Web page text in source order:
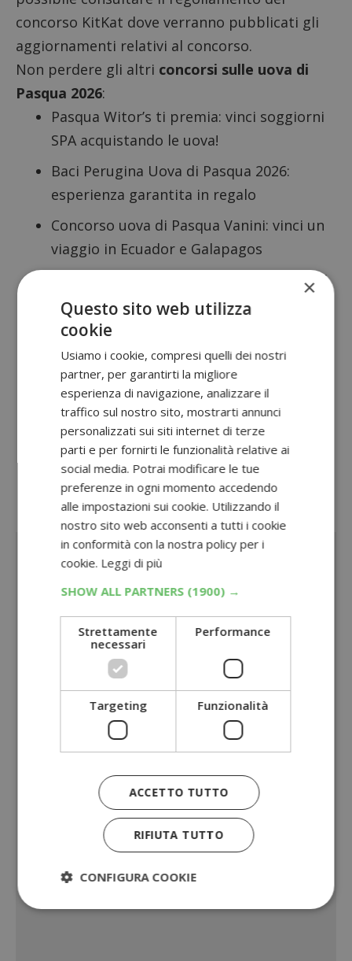
concorso KitKat dove verranno pubblicati gli
aggiornamenti relativi al concorso.
Non perdere gli altri concorsi sulle uova di
Pasqua 2026:
Pasqua Witor’s ti premia: vinci soggiorni
SPA acquistando le uova!
Baci Perugina Uova di Pasqua 2026:
esperienza garantita in regalo
Concorso uova di Pasqua Vanini: vinci un
viaggio in Ecuador e Galapagos
Uovo di Pasqua Balocco Experience: vinci
viaggi WeRoad e ricevi una Masterclass
online
Uovo Pocket Coffee Pasqua 2026: premio
sicuro con 20 foto vintage Cheerz
Concorso Novi Pasqua 2026: vinci viaggio
alle Maldive e Sup JP
Concorsi Pasqua 2026: lista aggiornata di
concorsi
Sponsorizzato:
×
Questo sito web utilizza
cookie
Usiamo i cookie, compresi quelli dei nostri
partner, per garantirti la migliore
esperienza di navigazione, analizzare il
traffico sul nostro sito, mostrarti annunci
personalizzati sui siti internet di terze
parti e per fornirti le funzionalità relative ai
social media. Potrai modificare le tue
preferenze in ogni momento accedendo
alle impostazioni sui cookie. Utilizzando il
nostro sito web acconsenti a tutti i cookie
in conformità con la nostra policy per i
cookie. Leggi di più
SHOW ALL PARTNERS (1900) →
Strettamente
necessari
Performance
Targeting Funzionalità
ACCETTO TUTTO
RIFIUTA TUTTO
CONFIGURA COOKIE